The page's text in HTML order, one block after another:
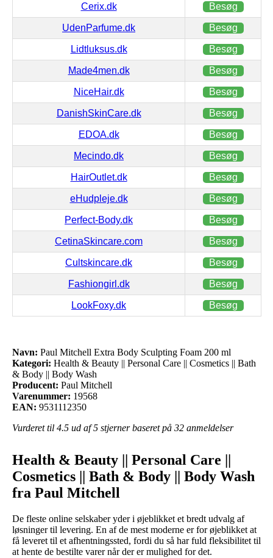
Cerix.dk Besøg
UdenParfume.dk Besøg
Lidtluksus.dk Besøg
Made4men.dk Besøg
NiceHair.dk Besøg
DanishSkinCare.dk Besøg
EDOA.dk Besøg
Mecindo.dk Besøg
HairOutlet.dk Besøg
eHudpleje.dk Besøg
Perfect-Body.dk Besøg
CetinaSkincare.com Besøg
Cultskincare.dk Besøg
Fashiongirl.dk Besøg
LookFoxy.dk Besøg
Navn: Paul Mitchell Extra Body Sculpting Foam 200 ml
Kategori: Health & Beauty || Personal Care || Cosmetics || Bath
& Body || Body Wash
Producent: Paul Mitchell
Varenummer: 19568
EAN: 9531112350
Vurderet til 4.5 ud af 5 stjerner baseret på 32 anmeldelser
Health & Beauty || Personal Care ||
Cosmetics || Bath & Body || Body Wash
fra Paul Mitchell
De fleste online selskaber yder i øjeblikket et bredt udvalg af
løsninger til levering. En af de mest moderne er for øjeblikket at
få leveret til et afhentningssted, fordi du så har fuld fleksibilitet til
at hente de bestilte varer når der er mulighed for det.